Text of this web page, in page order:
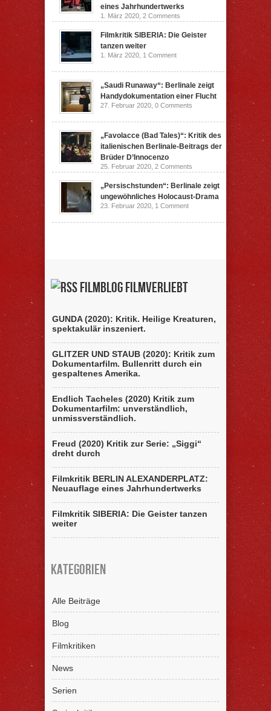
eines Jahrhundertwerks
1. März 2020, 2 Comments
Filmkritik SIBERIA: Die Geister
tanzen weiter
1. März 2020, 1 Comment
„Saudi Runaway“: Berlinale zeigt
Handydokumentation einer Flucht
27. Februar 2020, 0 Comments
„Favolacce (Bad Tales)“: Kritik des
italienischen Berlinale-Beitrags der
Brüder D’Innocenzo
25. Februar 2020, 2 Comments
„Persischstunden“: Berlinale zeigt
ungewöhnliches Holocaust-Drama
23. Februar 2020, 1 Comment
Filmblog filmverliebt
GUNDA (2020): Kritik. Heilige Kreaturen,
spektakulär inszeniert.
GLITZER UND STAUB (2020): Kritik zum
Dokumentarfilm. Bullenritt durch ein
gespaltenes Amerika.
Endlich Tacheles (2020) Kritik zum
Dokumentarfilm: unverständlich,
unmissverständlich.
Freud (2020) Kritik zur Serie: „Siggi“
dreht durch
Filmkritik BERLIN ALEXANDERPLATZ:
Neuauflage eines Jahrhundertwerks
Filmkritik SIBERIA: Die Geister tanzen
weiter
Kategorien
Alle Beiträge
Blog
Filmkritiken
News
Serien